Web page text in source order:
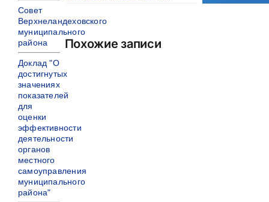
Похожие записи
Совет
Верхнеландеховского
муниципального
района
Доклад "О
достигнутых
значениях
показателей
для
оценки
эффективности
деятельности
органов
местного
самоуправления
муниципального
района"